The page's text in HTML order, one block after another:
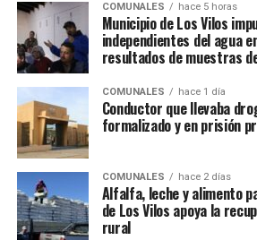
COMUNALES hace 5 horas
Municipio de Los Vilos
independientes del agua
resultados de muestras
COMUNALES hace 1 día
Conductor que llevaba
formalizado y en prisión
COMUNALES hace 2 días
Alfalfa, leche y alimento
de Los Vilos apoya la
rural